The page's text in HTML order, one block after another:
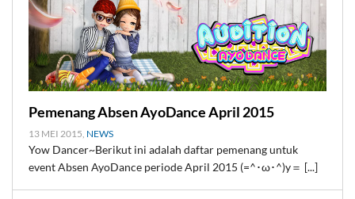
Pemenang Absen AyoDance April 2015
13 MEI 2015, NEWS
Yow Dancer~Berikut ini adalah daftar pemenang untuk
event Absen AyoDance periode April 2015 (=^･ω･^)y＝ [...]